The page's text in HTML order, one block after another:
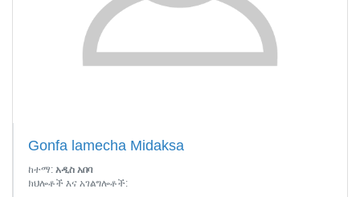
Gonfa lamecha Midaksa
ከተማ: አዲስ አበባ
ክህሎቶች እና አገልግሎቶች: